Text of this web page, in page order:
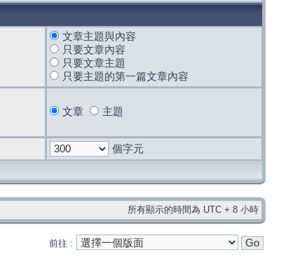
文章主題與內容
只要文章內容
只要文章主題
只要主題的第一篇文章內容
文章 主題
個字元
所有顯示的時間為 UTC + 8 小時
前往 :